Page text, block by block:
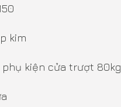
kim
phụ kiện cửa trượt 80kg